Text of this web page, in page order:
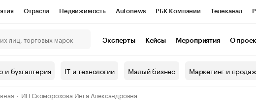
Отрасли Недвижимость Autonews РБК Компании Телеканал
Проверка контрагентов
валюты
Эксперты Кейсы Мероприятия О
и бухгалтерия IT и технологии Малый бизнес Маркетинг и
ИП Скоморохова Инга Александровна